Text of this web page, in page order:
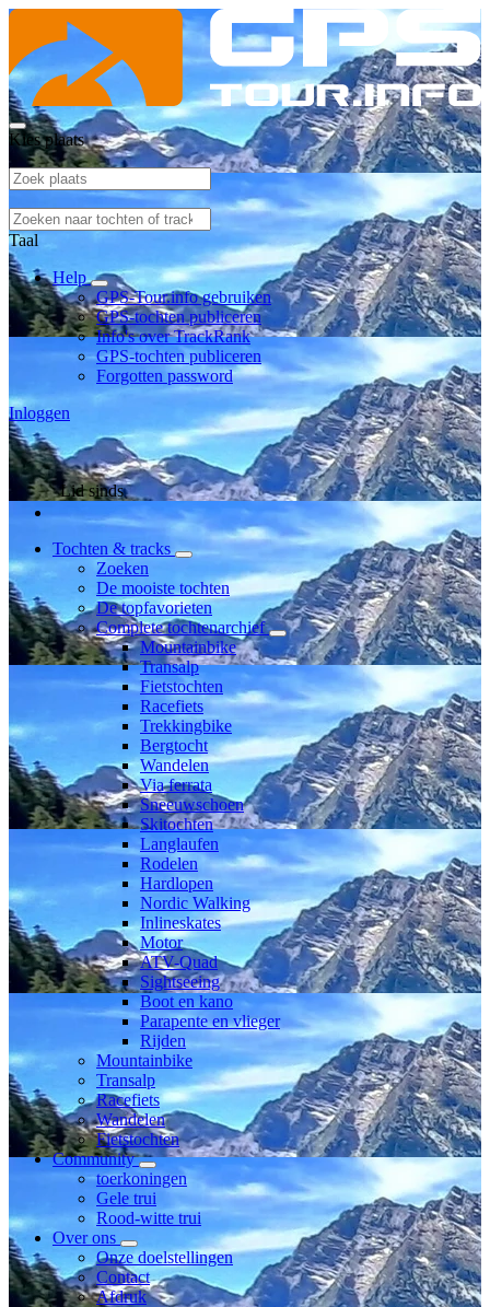
Kies plaats
Taal
Help
GPS-Tour.info gebruiken
GPS-tochten publiceren
Info's over TrackRank
GPS-tochten publiceren
Forgotten password
Inloggen
Lid sinds
Tochten & tracks
Zoeken
De mooiste tochten
De topfavorieten
Complete tochtenarchief
Mountainbike
Transalp
Fietstochten
Racefiets
Trekkingbike
Bergtocht
Wandelen
Via ferrata
Sneeuwschoen
Skitochten
Langlaufen
Rodelen
Hardlopen
Nordic Walking
Inlineskates
Motor
ATV-Quad
Sightseeing
Boot en kano
Parapente en vlieger
Rijden
Mountainbike
Transalp
Racefiets
Wandelen
Fietstochten
Community
toerkoningen
Gele trui
Rood-witte trui
Over ons
Onze doelstellingen
Contact
Afdruk